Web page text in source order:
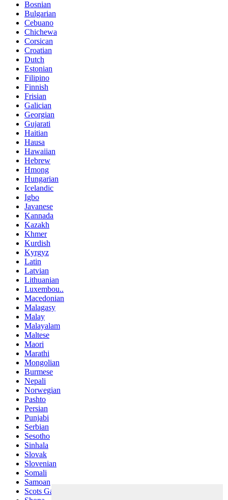
Bosnian
Bulgarian
Cebuano
Chichewa
Corsican
Croatian
Dutch
Estonian
Filipino
Finnish
Frisian
Galician
Georgian
Gujarati
Haitian
Hausa
Hawaiian
Hebrew
Hmong
Hungarian
Icelandic
Igbo
Javanese
Kannada
Kazakh
Khmer
Kurdish
Kyrgyz
Latin
Latvian
Lithuanian
Luxembou..
Macedonian
Malagasy
Malay
Malayalam
Maltese
Maori
Marathi
Mongolian
Burmese
Nepali
Norwegian
Pashto
Persian
Punjabi
Serbian
Sesotho
Sinhala
Slovak
Slovenian
Somali
Samoan
Scots Gaelic